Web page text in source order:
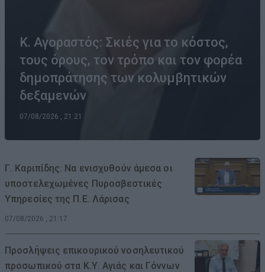
Κ. Αγοραστός: Σκιές για το κόστος,
τους όρους, τον τρόπο και τον φορέα
δημοπράτησης των κολυμβητικών
δεξαμενών
07/08/2026 , 21:21
Γ. Καριπίδης: Να ενισχυθούν άμεσα οι
υποστελεχωμένες Πυροσβεστικές
Υπηρεσίες της Π.Ε. Λάρισας
07/08/2026 , 21:17
Προσλήψεις επικουρικού νοσηλευτικού
προσωπικού στα Κ.Υ. Αγιάς και Γόννων